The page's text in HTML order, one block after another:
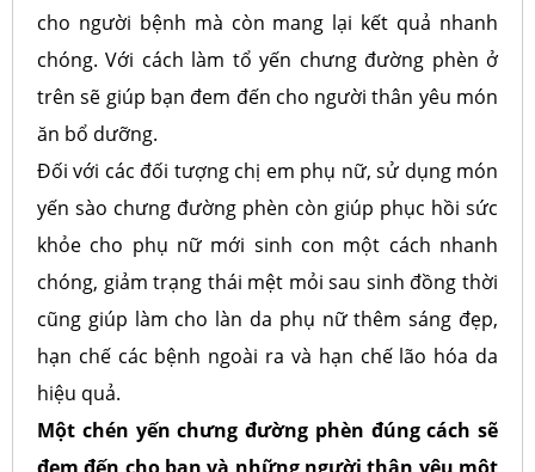
cho người bệnh mà còn mang lại kết quả nhanh
chóng. Với cách làm tổ yến chưng đường phèn ở
trên sẽ giúp bạn đem đến cho người thân yêu món
ăn bổ dưỡng.
Đối với các đối tượng chị em phụ nữ, sử dụng món
yến sào chưng đường phèn còn giúp phục hồi sức
khỏe cho phụ nữ mới sinh con một cách nhanh
chóng, giảm trạng thái mệt mỏi sau sinh đồng thời
cũng giúp làm cho làn da phụ nữ thêm sáng đẹp,
hạn chế các bệnh ngoài ra và hạn chế lão hóa da
hiệu quả.
Một chén yến chưng đường phèn đúng cách sẽ